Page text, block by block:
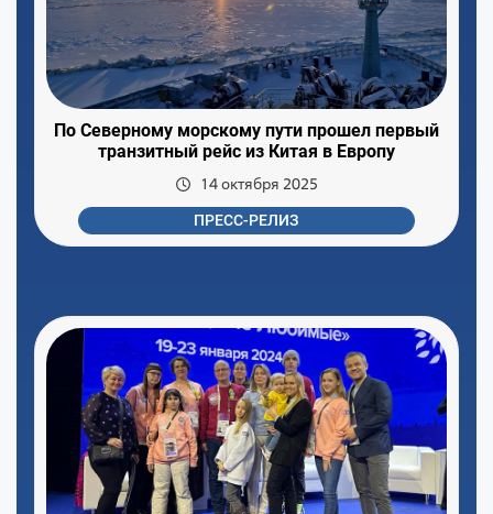
По Северному морскому пути прошел первый
транзитный рейс из Китая в Европу
14 октября 2025
ПРЕСС-РЕЛИЗ